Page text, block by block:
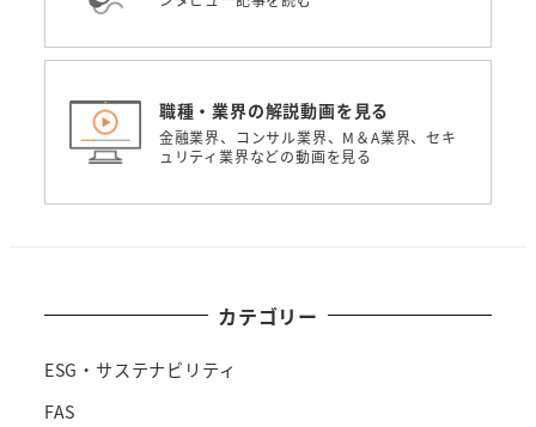
職種・業界の解説動画を見る
金融業界、コンサル業界、M＆A業界、セキ
ュリティ業界などの動画を見る
カテゴリー
ESG・サステナビリティ
FAS